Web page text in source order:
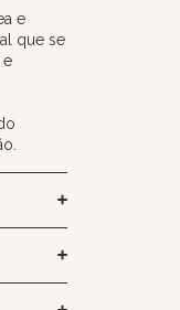
e
que se
e